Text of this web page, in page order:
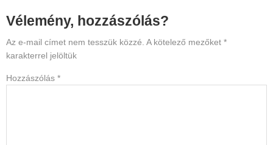
Reader
Interactions
Vélemény, hozzászólás?
Az e-mail címet nem tesszük közzé. A kötelező mezőket *
karakterrel jelöltük
Hozzászólás *